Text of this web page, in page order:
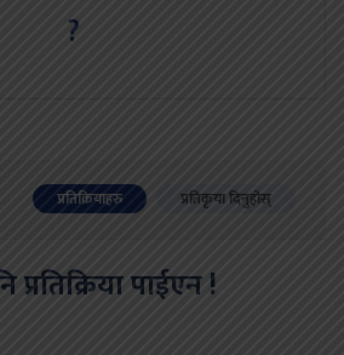
?
प्रतिक्रियाहरु प्रतिकृया दिनुहोस्
पाईएन !